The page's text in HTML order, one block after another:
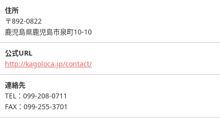
住所
〒892-0822
鹿児島県鹿児島市泉町10-10
公式URL
http://kagoloca.jp/contact/
連絡先
TEL：099-208-0711
FAX：099-255-3701